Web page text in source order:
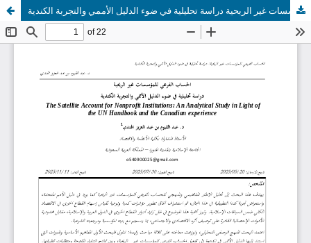
الحساب الفرعي للمؤسسات غير الربحية دراسة تحليلية في ضوء الدليل الأممي والتجربة الكندية